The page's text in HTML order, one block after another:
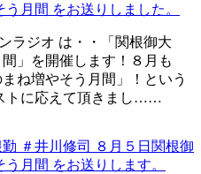
月間 をお送りしました。
ラジオ は・・「関根御大
」を開催します！８月も
ね増やそう月間」！という
トに応えて頂きまし……
＃井川修司 ８月５日関根御
月間 をお送りします。